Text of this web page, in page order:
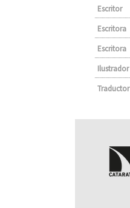
Escritor
Escritora
Escritora
Ilustrador
Traductor